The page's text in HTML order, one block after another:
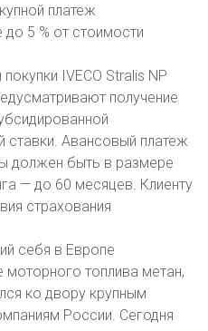
платеж
до 5 % от стоимости
IVECO Stralis NP
получение
ставки. Авансовый платеж
должен быть в размере
— до 60 месяцев. Клиенту
страхования
себя в Европе
топлива метан,
ко двору крупным
России. Сегодня